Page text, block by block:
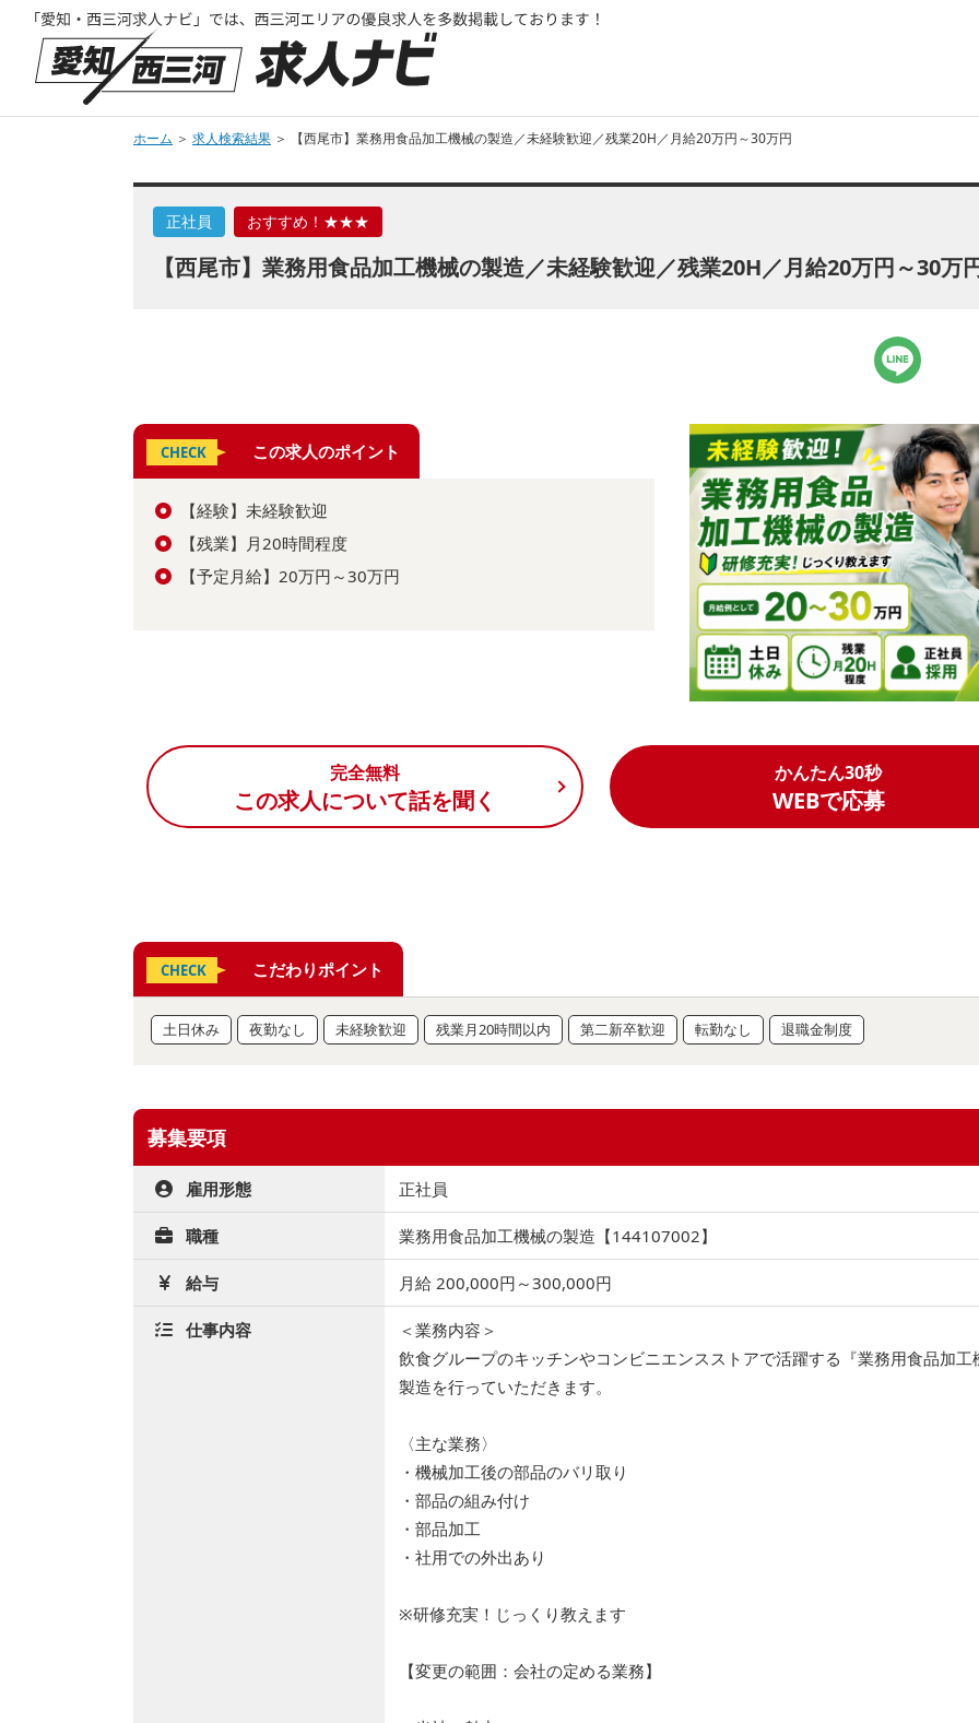
ホーム ＞ 求人検索結果 ＞ 【西尾市】業務用食品加工機械の製造／未経験歓迎／残業20H／月給20万円～30万円
正社員 おすすめ！★★★
【西尾市】業務用食品加工機械の製造／未経験歓迎／残業20H／月給20万円～30万
CHECK この求人のポイント
【経験】未経験歓迎
【残業】月20時間程度
【予定月給】20万円～30万円
完全無料
この求人について話を聞く
かんたん30秒
WEBで応募
CHECK こだわりポイント
土日休み 夜勤なし 未経験歓迎 残業月20時間以内 第二新卒歓迎 転勤なし 退職金制度
募集要項
雇用形態 正社員
職種 業務用食品加工機械の製造【144107002】
給与 月給 200,000円～300,000円
仕事内容
＜業務内容＞
飲食グループのキッチンやコンビニエンスストアで活躍する『業務用食品加工
製造を行っていただきます。
〈主な業務〉
・機械加工後の部品のバリ取り
・部品の組み付け
・部品加工
・社用での外出あり
※研修充実！じっくり教えます
【変更の範囲：会社の定める業務】